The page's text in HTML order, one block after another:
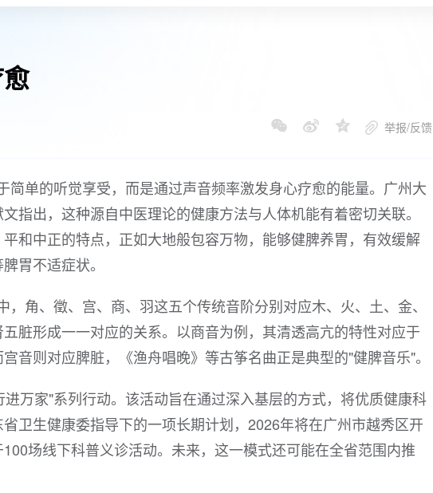
举报/反馈
简单的听觉享受，而是通过声音频率激发身心疗愈的能量。广州大
指出，这种源自中医理论的健康方法与人体机能有着密切关联。
和中正的特点，正如大地般包容万物，能够健脾养胃，有效缓解
胃不适症状。
角、徵、宫、商、羽这五个传统音阶分别对应木、火、土、金、
脏形成一一对应的关系。以商音为例，其清透高亢的特性对应于
音则对应脾脏，《渔舟唱晚》等古筝名曲正是典型的"健脾音乐"。
万家"系列行动。该活动旨在通过深入基层的方式，将优质健康科
卫生健康委指导下的一项长期计划，2026年将在广州市越秀区开
场线下科普义诊活动。未来，这一模式还可能在全省范围内推